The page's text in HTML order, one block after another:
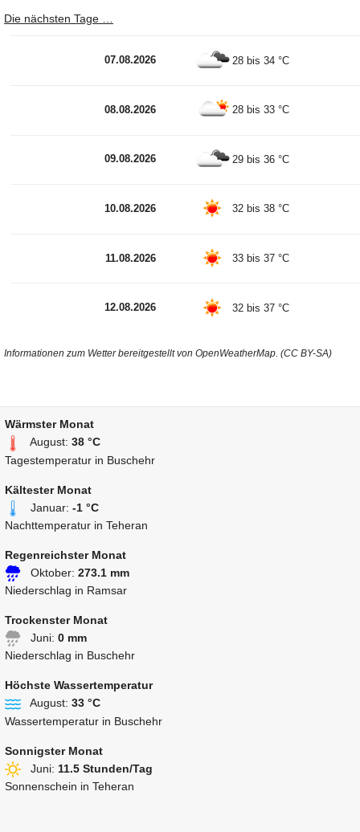
Die nächsten Tage …
07.08.2026 28 bis 34 °C
08.08.2026 28 bis 33 °C
09.08.2026 29 bis 36 °C
10.08.2026 32 bis 38 °C
11.08.2026 33 bis 37 °C
12.08.2026 32 bis 37 °C
Informationen zum Wetter bereitgestellt von OpenWeatherMap. (CC BY-SA)
Wärmster Monat
August: 38 °C
Tagestemperatur in Buschehr
Kältester Monat
Januar: -1 °C
Nachttemperatur in Teheran
Regenreichster Monat
Oktober: 273.1 mm
Niederschlag in Ramsar
Trockenster Monat
Juni: 0 mm
Niederschlag in Buschehr
Höchste Wassertemperatur
August: 33 °C
Wassertemperatur in Buschehr
Sonnigster Monat
Juni: 11.5 Stunden/Tag
Sonnenschein in Teheran